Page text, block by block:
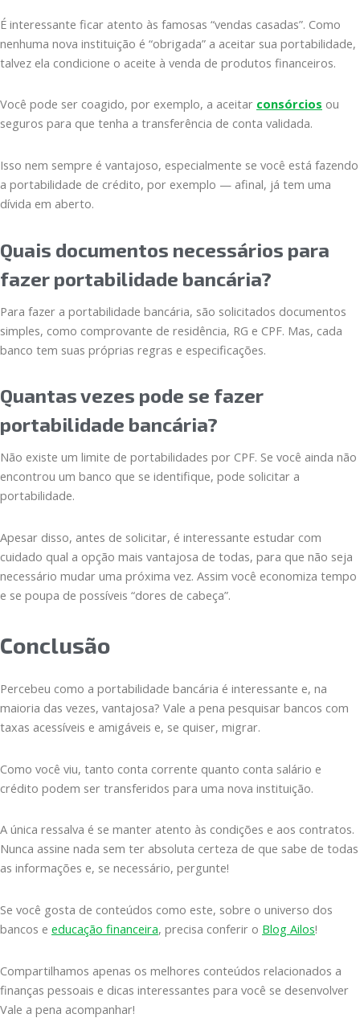
É interessante ficar atento às famosas “vendas casadas”. Como
nenhuma nova instituição é “obrigada” a aceitar sua portabilidade,
talvez ela condicione o aceite à venda de produtos financeiros.
Você pode ser coagido, por exemplo, a aceitar consórcios ou
seguros para que tenha a transferência de conta validada.
Isso nem sempre é vantajoso, especialmente se você está fazendo
a portabilidade de crédito, por exemplo — afinal, já tem uma
dívida em aberto.
Quais documentos necessários para
fazer portabilidade bancária?
Para fazer a portabilidade bancária, são solicitados documentos
simples, como comprovante de residência, RG e CPF. Mas, cada
banco tem suas próprias regras e especificações.
Quantas vezes pode se fazer
portabilidade bancária?
Não existe um limite de portabilidades por CPF. Se você ainda não
encontrou um banco que se identifique, pode solicitar a
portabilidade.
Apesar disso, antes de solicitar, é interessante estudar com
cuidado qual a opção mais vantajosa de todas, para que não seja
necessário mudar uma próxima vez. Assim você economiza tempo
e se poupa de possíveis “dores de cabeça”.
Conclusão
Percebeu como a portabilidade bancária é interessante e, na
maioria das vezes, vantajosa? Vale a pena pesquisar bancos com
taxas acessíveis e amigáveis e, se quiser, migrar.
Como você viu, tanto conta corrente quanto conta salário e
crédito podem ser transferidos para uma nova instituição.
A única ressalva é se manter atento às condições e aos contratos.
Nunca assine nada sem ter absoluta certeza de que sabe de todas
as informações e, se necessário, pergunte!
Se você gosta de conteúdos como este, sobre o universo dos
bancos e educação financeira, precisa conferir o Blog Ailos!
Compartilhamos apenas os melhores conteúdos relacionados a
finanças pessoais e dicas interessantes para você se desenvolver
Vale a pena acompanhar!